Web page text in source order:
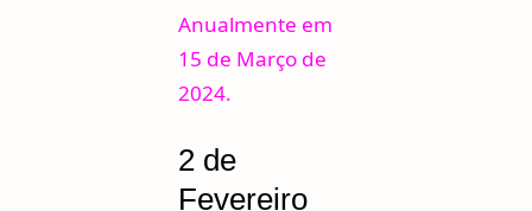
Anualmente em
15 de Março de
2024.
2 de
Fevereiro